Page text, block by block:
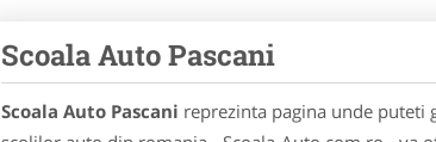
Scoala Auto Pascani
Scoala Auto Pascani reprezinta pagina unde puteti